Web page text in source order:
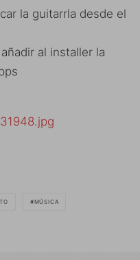
la guitarrla desde el
al installer la
MÚSICA